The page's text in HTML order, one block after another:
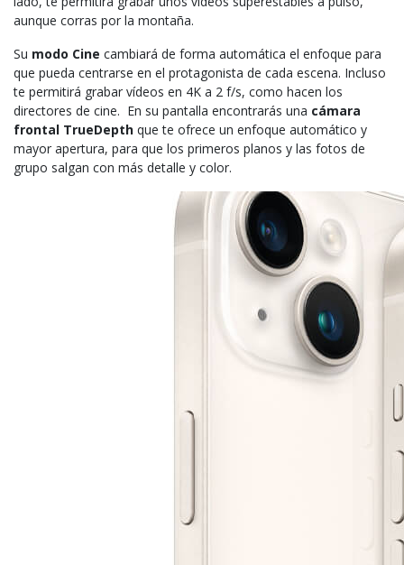
aunque corras por la montaña.
Su modo Cine cambiará de forma automática el enfoque para
que pueda centrarse en el protagonista de cada escena. Incluso
te permitirá grabar vídeos en 4K a 2 f/s, como hacen los
directores de cine. En su pantalla encontrarás una cámara
frontal TrueDepth que te ofrece un enfoque automático y
mayor apertura, para que los primeros planos y las fotos de
grupo salgan con más detalle y color.